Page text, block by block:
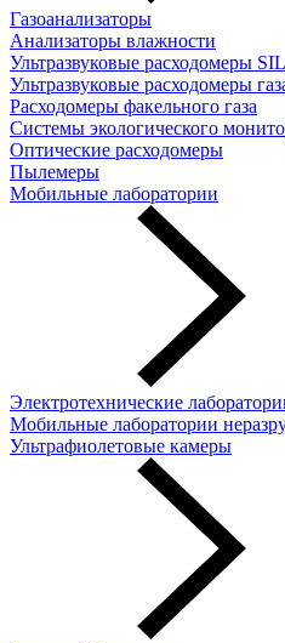
Газоанализаторы
Анализаторы влажности
Ультразвуковые расходомеры SIL
Ультразвуковые расходомеры
Расходомеры факельного газа
Системы экологического
Оптические расходомеры
Пылемеры
Мобильные лаборатории
Электротехнические
Мобильные лаборатории
Ультрафиолетовые камеры